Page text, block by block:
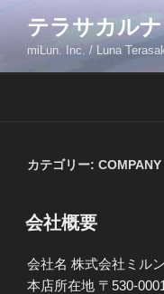
コ
ン
テラサカルナ
miLun. Inc. / Luna
カテゴリー: COMPANY
会社概要
会社名 株式会社ミルン
本店所在地 〒530-